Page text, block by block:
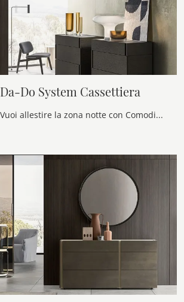
Da-Do System Cassettiera
Vuoi allestire la zona notte con Comodini e mobili con cassetti di Alf Da Frè? Ecco qui il modello Da-Do System Cassettiera in melaminico per spazi ...